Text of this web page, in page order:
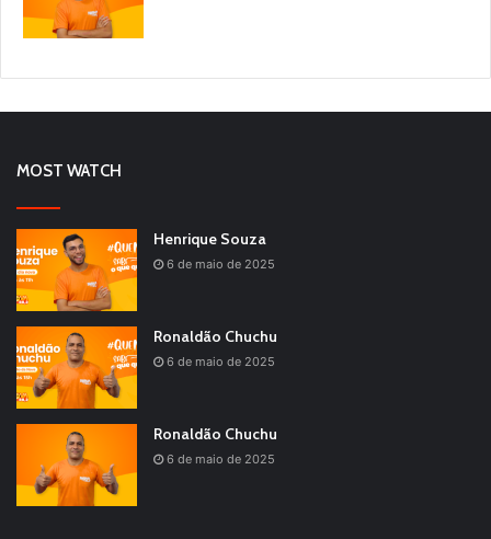
MOST WATCH
Henrique Souza
6 de maio de 2025
Ronaldão Chuchu
6 de maio de 2025
Ronaldão Chuchu
6 de maio de 2025